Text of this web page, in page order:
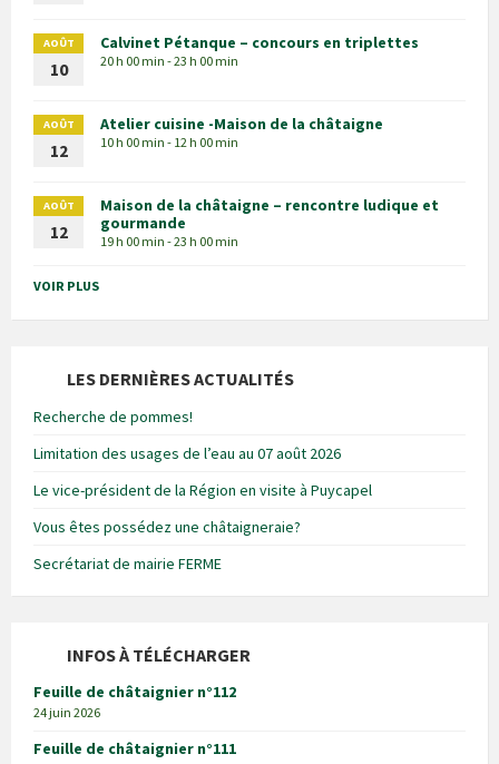
AOÛT
10
Calvinet Pétanque – concours en triplettes
20 h 00 min - 23 h 00 min
AOÛT
12
Atelier cuisine -Maison de la châtaigne
10 h 00 min - 12 h 00 min
AOÛT
12
Maison de la châtaigne – rencontre ludique et
gourmande
19 h 00 min - 23 h 00 min
VOIR PLUS
LES DERNIÈRES ACTUALITÉS
Recherche de pommes!
Limitation des usages de l’eau au 07 août 2026
Le vice-président de la Région en visite à Puycapel
Vous êtes possédez une châtaigneraie?
Secrétariat de mairie FERME
INFOS À TÉLÉCHARGER
Feuille de châtaignier n°112
24 juin 2026
Feuille de châtaignier n°111